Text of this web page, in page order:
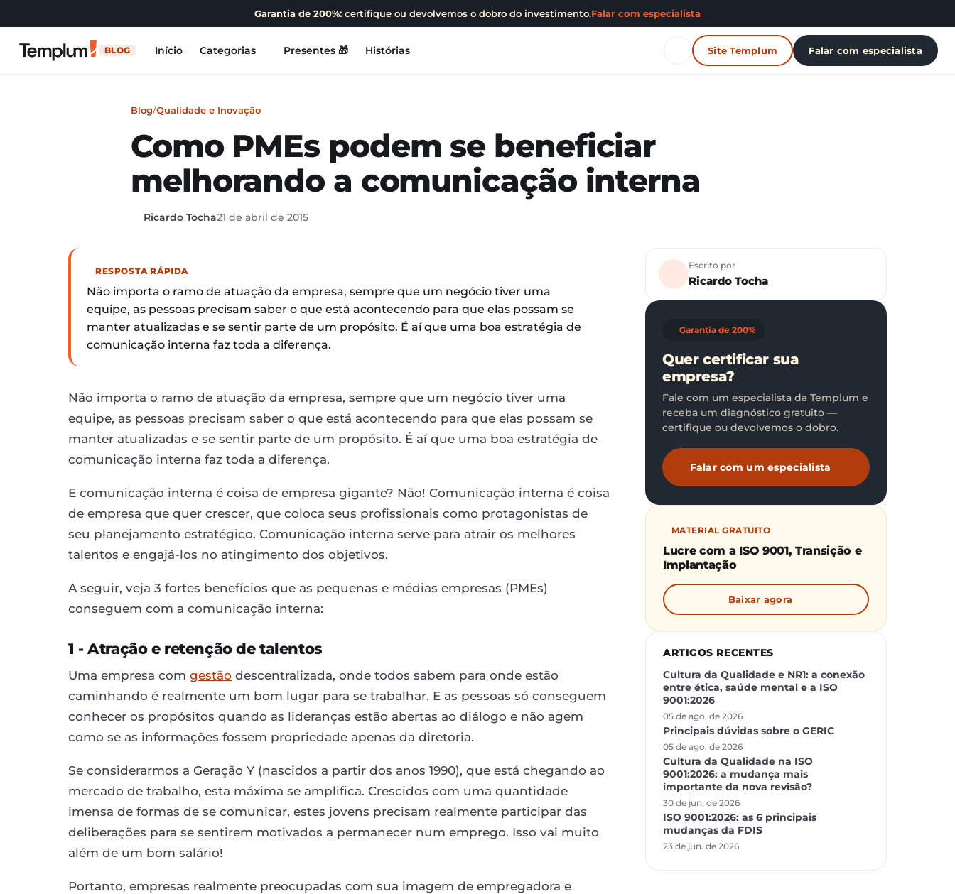
Garantia de 200%: certifique ou devolvemos o dobro do investimento.Falar com especialista
BLOG Início Categorias Presentes 🎁 Histórias Site Templum Falar com especialista
Blog/Qualidade e Inovação
Como PMEs podem se beneficiar
melhorando a comunicação interna
Ricardo Tocha21 de abril de 2015
RESPOSTA RÁPIDA
Não importa o ramo de atuação da empresa, sempre que um negócio tiver uma
equipe, as pessoas precisam saber o que está acontecendo para que elas possam se
manter atualizadas e se sentir parte de um propósito. É aí que uma boa estratégia de
comunicação interna faz toda a diferença.
Não importa o ramo de atuação da empresa, sempre que um negócio tiver uma
equipe, as pessoas precisam saber o que está acontecendo para que elas possam se
manter atualizadas e se sentir parte de um propósito. É aí que uma boa estratégia de
comunicação interna faz toda a diferença.
E comunicação interna é coisa de empresa gigante? Não! Comunicação interna é coisa
de empresa que quer crescer, que coloca seus profissionais como protagonistas de
seu planejamento estratégico. Comunicação interna serve para atrair os melhores
talentos e engajá-los no atingimento dos objetivos.
A seguir, veja 3 fortes benefícios que as pequenas e médias empresas (PMEs)
conseguem com a comunicação interna:
1 - Atração e retenção de talentos
Uma empresa com gestão descentralizada, onde todos sabem para onde estão
caminhando é realmente um bom lugar para se trabalhar. E as pessoas só conseguem
conhecer os propósitos quando as lideranças estão abertas ao diálogo e não agem
como se as informações fossem propriedade apenas da diretoria.
Se considerarmos a Geração Y (nascidos a partir dos anos 1990), que está chegando ao
mercado de trabalho, esta máxima se amplifica. Crescidos com uma quantidade
imensa de formas de se comunicar, estes jovens precisam realmente participar das
deliberações para se sentirem motivados a permanecer num emprego. Isso vai muito
além de um bom salário!
Portanto, empresas realmente preocupadas com sua imagem de empregadora e
Escrito por
Ricardo Tocha
Garantia de 200%
Quer certificar sua
empresa?
Fale com um especialista da Templum e
receba um diagnóstico gratuito —
certifique ou devolvemos o dobro.
Falar com um especialista
MATERIAL GRATUITO
Lucre com a ISO 9001, Transição e
Implantação
Baixar agora
ARTIGOS RECENTES
Cultura da Qualidade e NR1: a conexão
entre ética, saúde mental e a ISO
9001:2026
05 de ago. de 2026
Principais dúvidas sobre o GERIC
05 de ago. de 2026
Cultura da Qualidade na ISO
9001:2026: a mudança mais
importante da nova revisão?
30 de jun. de 2026
ISO 9001:2026: as 6 principais
mudanças da FDIS
23 de jun. de 2026